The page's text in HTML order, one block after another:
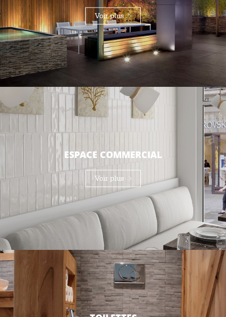
Voir plus
ESPACE COMMERCIAL
Voir plus